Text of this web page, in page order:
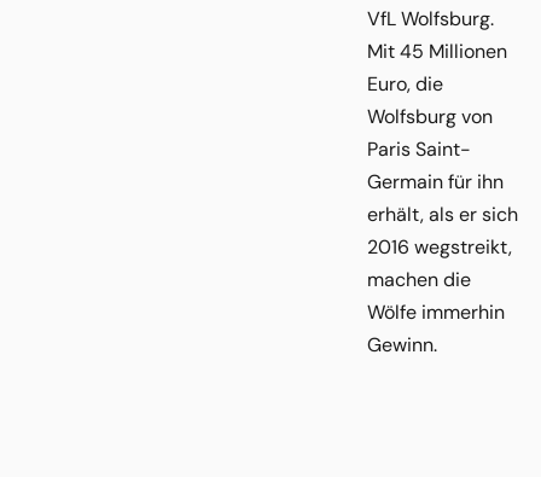
VfL Wolfsburg.
Mit 45 Millionen
Euro, die
Wolfsburg von
Paris Saint-
Germain für ihn
erhält, als er sich
2016 wegstreikt,
machen die
Wölfe immerhin
Gewinn.